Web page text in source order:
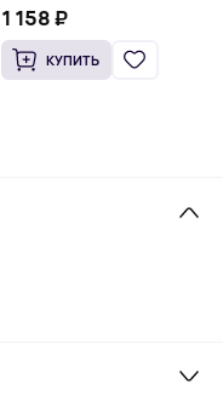
«Богиня», 236 мл (8 жидк.
унц.)
1 158 ₽
КУПИТЬ